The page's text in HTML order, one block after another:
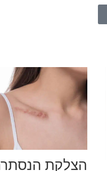
הצלקת